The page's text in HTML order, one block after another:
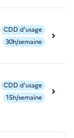
CDD d'usage
30h/semaine
CDD d'usage
15h/semaine